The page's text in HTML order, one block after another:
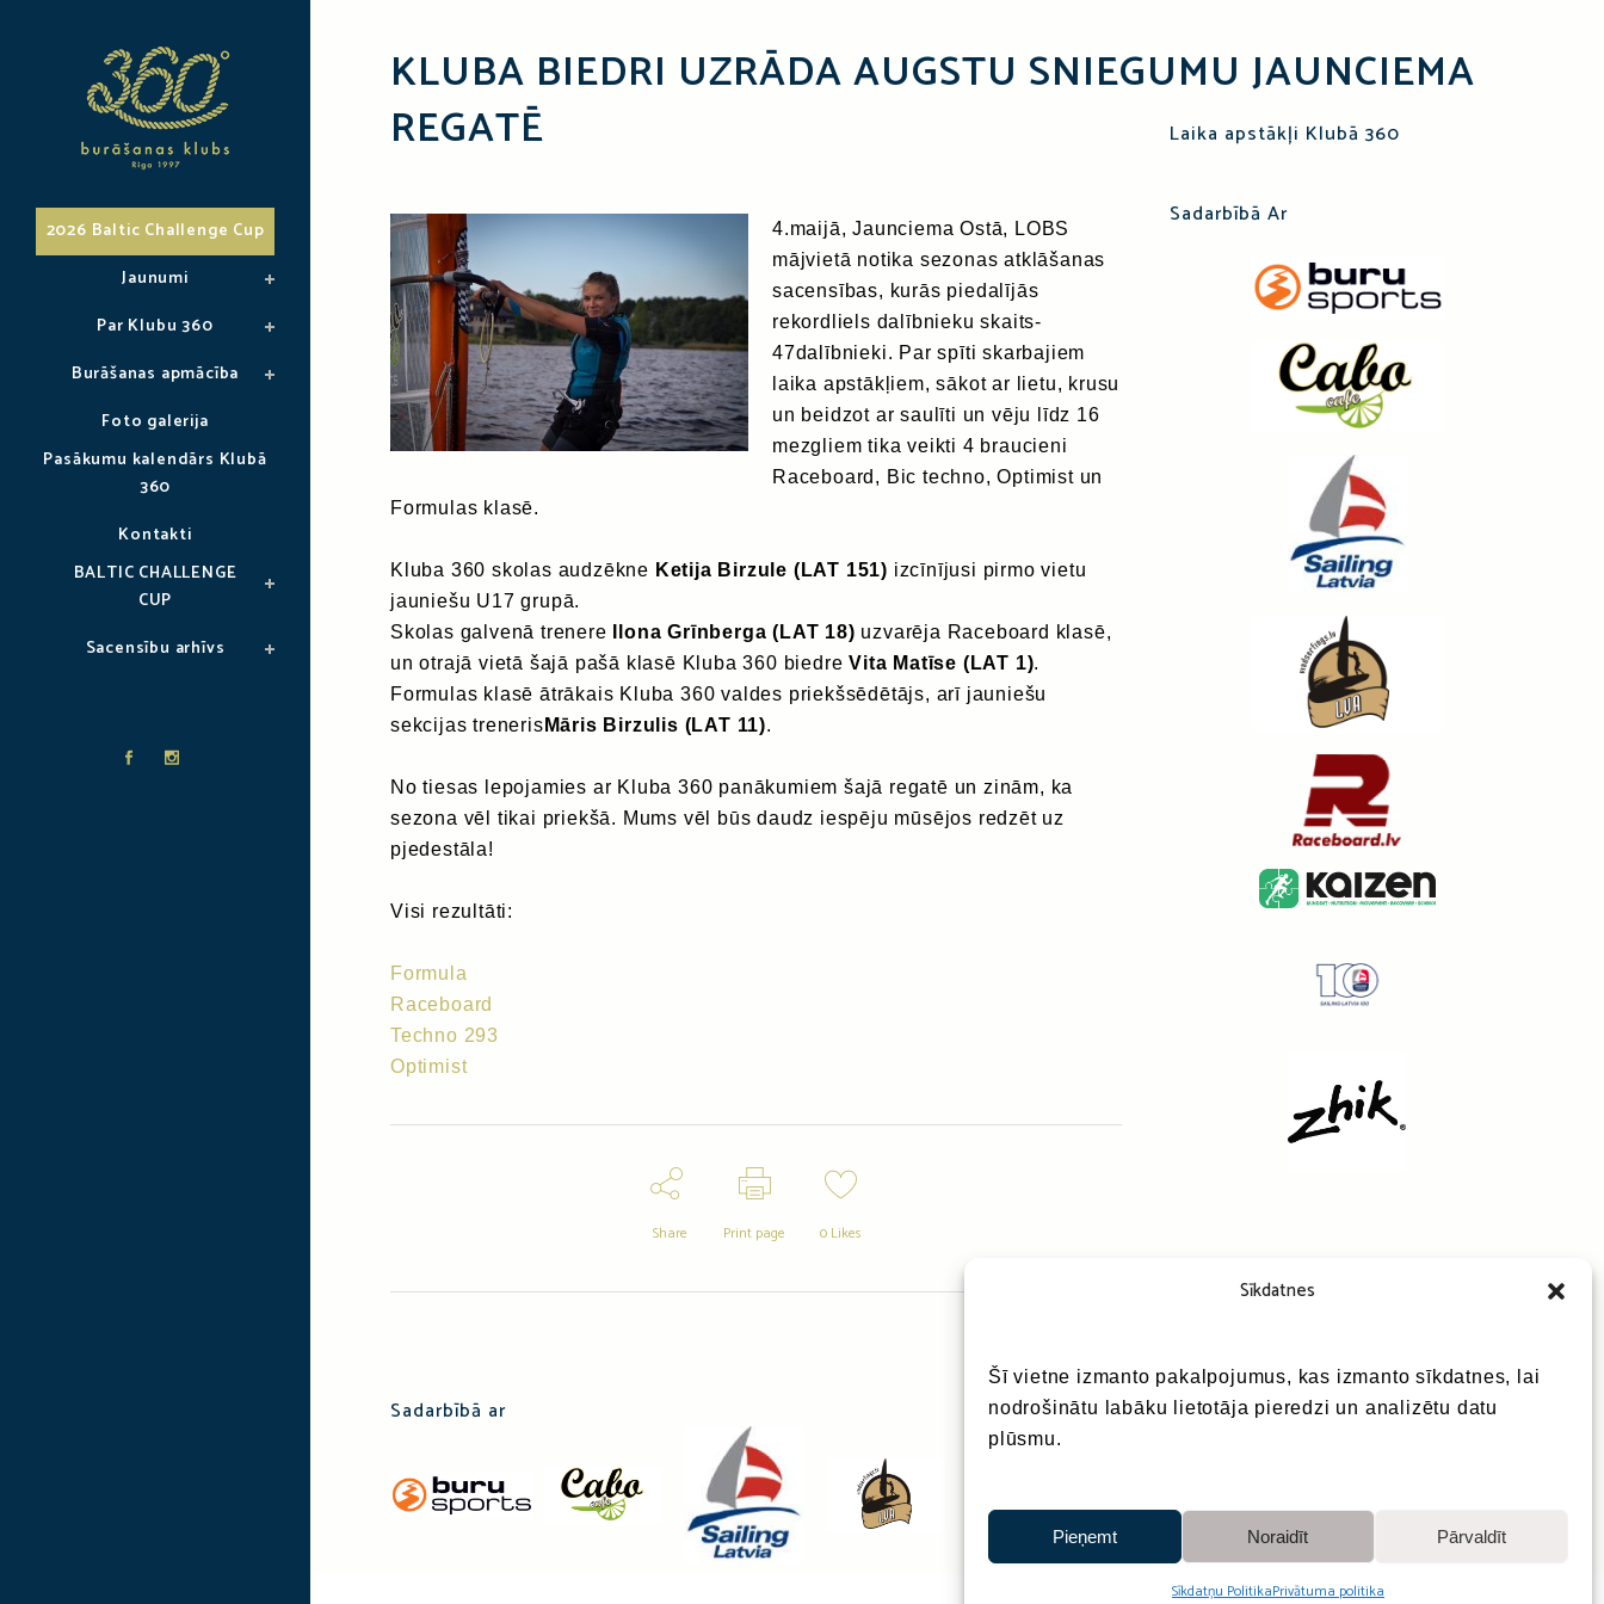
Sīkdatnes
Šī vietne izmanto pakalpojumus, kas izmanto sīkdatnes, lai
nodrošinātu labāku lietotāja pieredzi un analizētu datu
plūsmu.
Pieņemt Noraidīt Pārvaldīt
Sīkdatņu PolitikaPrivātuma politika
2026 Baltic Challenge Cup
Jaunumi
Par Klubu 360
Burāšanas apmācība
Foto galerija
Pasākumu kalendārs Klubā
360
Kontakti
BALTIC CHALLENGE
CUP
Sacensību arhīvs
KLUBA BIEDRI UZRĀDA AUGSTU SNIEGUMU JAUNCIEMA
REGATĒ
4.maijā, Jaunciema Ostā, LOBS
mājvietā notika sezonas atklāšanas
sacensības, kurās piedalījās
rekordliels dalībnieku skaits-
47dalībnieki. Par spīti skarbajiem
laika apstākļiem, sākot ar lietu, krusu
un beidzot ar saulīti un vēju līdz 16
mezgliem tika veikti 4 braucieni
Raceboard, Bic techno, Optimist un
Formulas klasē.
Kluba 360 skolas audzēkne Ketija Birzule (LAT 151) izcīnījusi pirmo vietu
jauniešu U17 grupā.
Skolas galvenā trenere
Ilona Grīnberga (LAT 18) uzvarēja Raceboard klasē,
un otrajā vietā šajā pašā klasē Kluba 360 biedreVita Matīse (LAT 1).
Formulas klasē ātrākais Kluba 360 valdes priekšsēdētājs, arī jauniešu
sekcijas treneris Māris Birzulis (LAT 11).
No tiesas lepojamies ar Kluba 360 panākumiem šajā regatē un zinām, ka
sezona vēl tikai priekšā. Mums vēl būs daudz iespēju mūsējos redzēt uz
pjedestāla!
Visi rezultāti:
Formula
Raceboard
Techno 293
Optimist
Share Print page 0 Likes
Laika apstākļi Klubā 360
Sadarbībā Ar
Sadarbībā ar